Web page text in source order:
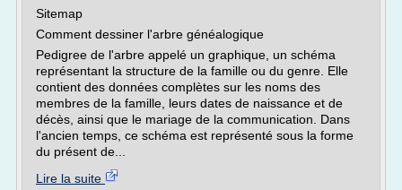
Sitemap
Comment dessiner l'arbre généalogique
Pedigree de l'arbre appelé un graphique, un schéma
représentant la structure de la famille ou du genre. Elle
contient des données complètes sur les noms des
membres de la famille, leurs dates de naissance et de
décès, ainsi que le mariage de la communication. Dans
l'ancien temps, ce schéma est représenté sous la forme
du présent de...
Lire la suite